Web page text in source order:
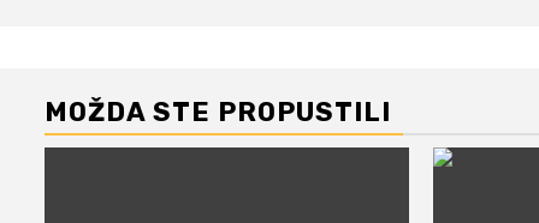
MOŽDA STE PROPUSTILI